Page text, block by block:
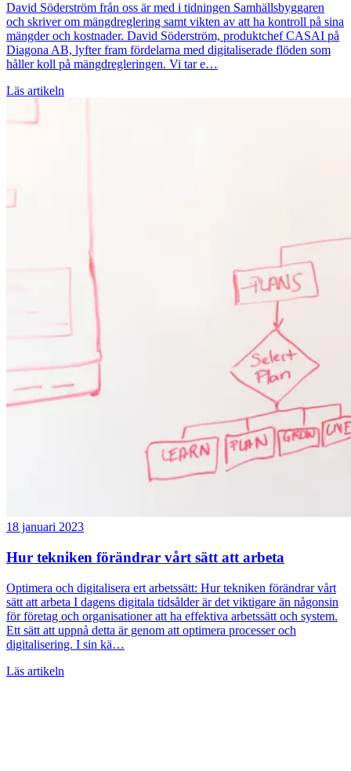
David Söderström från oss är med i tidningen Samhällsbyggaren
och skriver om mängdreglering samt vikten av att ha kontroll på sina
mängder och kostnader. David Söderström, produktchef CASAI på
Diagona AB, lyfter fram fördelarna med digitaliserade flöden som
håller koll på mängdregleringen. Vi tar e…
Läs artikeln
18 januari 2023
Hur tekniken förändrar vårt sätt att arbeta
Optimera och digitalisera ert arbetssätt: Hur tekniken förändrar vårt
sätt att arbeta I dagens digitala tidsålder är det viktigare än någonsin
för företag och organisationer att ha effektiva arbetssätt och system.
Ett sätt att uppnå detta är genom att optimera processer och
digitalisering. I sin kä…
Läs artikeln